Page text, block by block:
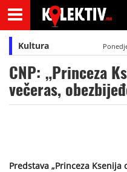
Kultura
CNP: „Princeza
večeras,
Predstava „Princeza Ksenija